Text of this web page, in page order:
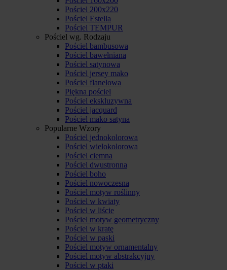
Pościel 200x220
Pościel Estella
Pościel TEMPUR
Pościel wg. Rodzaju
Pościel bambusowa
Pościel bawełniana
Pościel satynowa
Pościel jersey mako
Pościel flanelowa
Piękna pościel
Pościel ekskluzywna
Pościel jacquard
Pościel mako satyna
Popularne Wzory
Pościel jednokolorowa
Pościel wielokolorowa
Pościel ciemna
Pościel dwustronna
Pościel boho
Pościel nowoczesna
Pościel motyw roślinny
Pościel w kwiaty
Pościel w liście
Pościel motyw geometryczny
Pościel w kratę
Pościel w paski
Pościel motyw ornamentalny
Pościel motyw abstrakcyjny
Pościel w ptaki